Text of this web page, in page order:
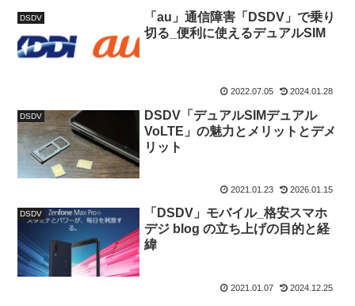
DSDV
「au」通信障害「DSDV」で乗り
切る_便利に使えるデュアルSIM
2022.07.05 2024.01.28
DSDV
DSDV「デュアルSIMデュアル
VoLTE」の魅力とメリットとデメ
リット
2021.01.23 2026.01.15
DSDV
「DSDV」モバイル_格安スマホ
デジ blog の立ち上げの目的と経
緯
2021.01.07 2024.12.25